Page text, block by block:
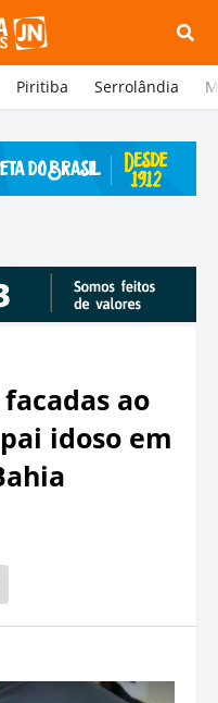
Piritiba Serrolândia
ao
idoso em